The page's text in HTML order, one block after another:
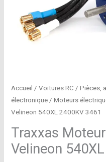
Accueil /Voitures RC /Pièces,
électronique /Moteurs
Velineon 540XL 2400KV 3461
Traxxas
Velineon